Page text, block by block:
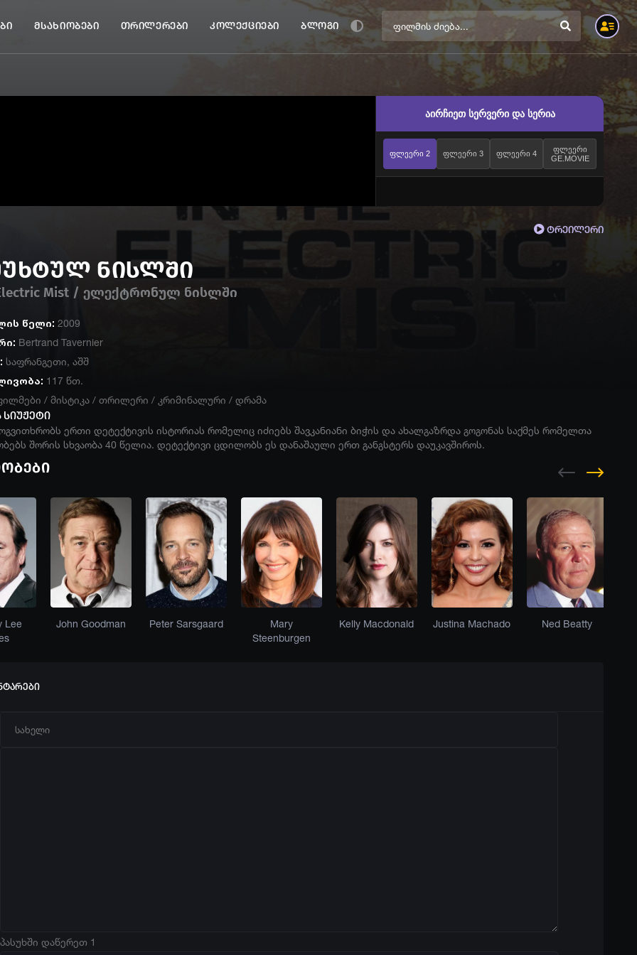
მსახიობები თრილერები კოლექციები ბლოგი
აირჩიეთ სერვერი და სერია
ფლეერი 2 ფლეერი 3 ფლეერი 4
ფლეერი
GE.MOVIE
ტრეილერი
ნისლში
Mist / ელექტრონულ ნისლში
წელი: 2009
Bertrand Tavernier
საფრანგეთი, აშშ
117 წთ.
/ მისტიკა/ თრილერი / კრიმინალური / დრამა
ერთი დეტექტივის ისტორიას რომელიც იძიებს შავკანიანი ბიჭის და ახალგაზრდა გოგონას საქმეს რომელთა
შორის სხვაობა 40 წელია. დეტექტივი ცდილობს ეს დანაშაული ერთ განგსტერს დაუკავშიროს.
Lee
John Goodman Peter Sarsgaard
Mary
Steenburgen
Kelly Macdonald Justina Machado Ned Beatty
პასუხში დაწერეთ 1